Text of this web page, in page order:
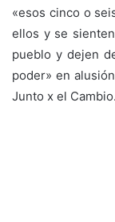
«esos cinco o
ellos y se
pueblo y dejen
poder» en
Junto x el Cambio.